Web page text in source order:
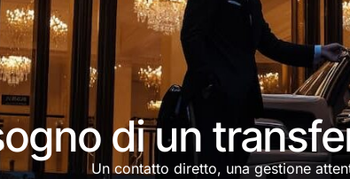
di un
Un contatto diretto, una gestione